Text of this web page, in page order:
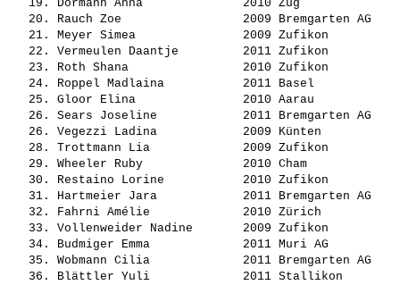
   19.
Dormann Anna
2010 Zug
   20.
Rauch Zoe
2009 Bremgarten
   21.
Meyer Simea
2009 Zufikon
   22.
Vermeulen Daantje
2011 Zufikon
   23.
Roth Shana
2010 Zufikon
   24.
Roppel Madlaina
2011 Basel
   25.
Gloor Elina
2010 Aarau
   26.
Sears Joseline
2011
   26.
Vegezzi Ladina
2009 Künten
   28.
Trottmann Lia
2009 Zufikon
   29.
Wheeler Ruby
2010 Cham
   30.
Restaino Lorine
2010 Zufikon
   31.
Hartmeier Jara
2011
   32.
Fahrni Amélie
2010 Zürich
   33.
Vollenweider Nadine
2009 Zufikon
   34.
Budmiger Emma
2011 Muri AG
   35.
Wobmann Cilia
2011
   36.
Blättler Yuli
2011 Stallikon